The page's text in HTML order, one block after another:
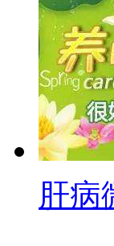
肝病